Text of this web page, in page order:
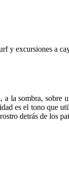
y excursiones a
la sombra,
es el tono que
detrás de los